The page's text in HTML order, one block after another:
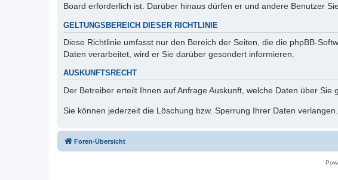
Board erforderlich ist. Darüber hinaus dürfen er und andere Benutzer
GELTUNGSBEREICH DIESER RICHTLINIE
Diese Richtlinie umfasst nur den Bereich der Seiten, die die phpBB-
Daten verarbeitet, wird er Sie darüber gesondert informieren.
AUSKUNFTSRECHT
Der Betreiber erteilt Ihnen auf Anfrage Auskunft, welche Daten über Sie
Sie können jederzeit die Löschung bzw. Sperrung Ihrer Daten
Foren-Übersicht